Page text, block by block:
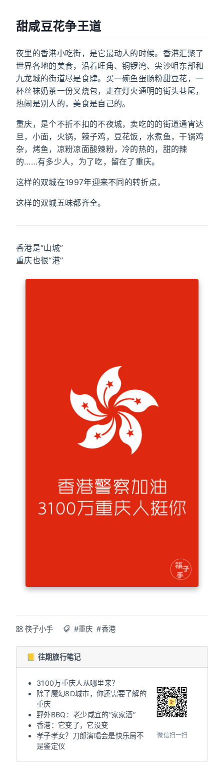
甜咸豆花争王道
夜里的香港小吃街，是它最动人的时候。香港汇聚了
世界各地的美食，沿着旺角、铜锣湾、尖沙咀东部和
九龙城的街道尽是食肆。买一碗鱼蛋肠粉甜豆花，一
杯丝袜奶茶一份叉烧包，走在灯火通明的街头巷尾，
热闹是别人的，美食是自己的。
重庆，是个不折不扣的不夜城，卖吃的的街道通宵达
旦，小面，火锅，辣子鸡，豆花饭，水煮鱼，干锅鸡
杂，烤鱼，凉粉凉面酸辣粉，冷的热的，甜的辣
的……有多少人，为了吃，留在了重庆。
这样的双城在1997年迎来不同的转折点，
这样的双城五味都齐全。
香港是“山城”
重庆也很“港”
筷子小手 #重庆 #香港
📒 往期旅行笔记
3100万重庆人从哪里来？
除了魔幻8D城市，你还需要了解的
重庆
野外BBQ：老少咸宜的“家家酒”
香港：它变了，它没变
孝子孝女？刀郎演唱会是快乐局不
是鉴定仪
微信扫一扫